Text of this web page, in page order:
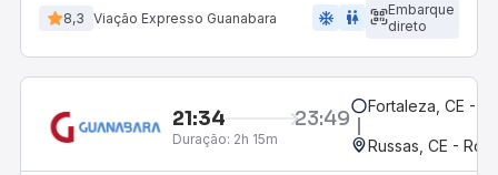
8,3 Viação Expresso Guanabara ac_unit wc
Embarque
direto
21:34 23:49
Duração: 2h 15m
Fortaleza, CE -
Russas, CE -